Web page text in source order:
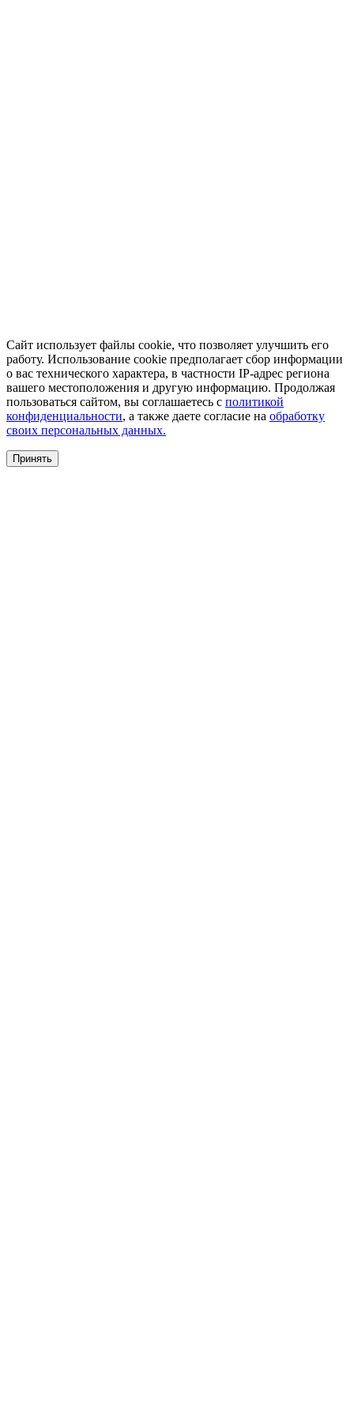
Сайт использует файлы cookie, что позволяет улучшить его
работу. Использование cookie предполагает сбор информации
о вас технического характера, в частности IP-адрес региона
вашего местоположения и другую информацию. Продолжая
пользоваться сайтом, вы соглашаетесь с политикой
конфиденциальности, а также даете согласие на обработку
своих персональных данных.
Принять